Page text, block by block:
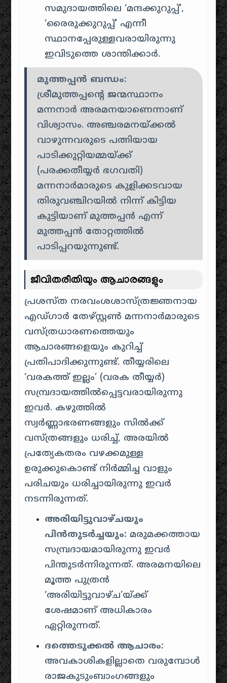
സമുദായത്തിലെ ‘മന്ദക്കുറുപ്പ്’,
‘രൈരുക്കുറുപ്പ്’ എന്നീ
സ്ഥാനപ്പേരുള്ളവരായിരുന്നു
ഇവിടുത്തെ ശാന്തിക്കാർ.
മുത്തപ്പൻ ബന്ധം:
ശ്രീമുത്തപ്പന്റെ ജന്മസ്ഥാനം
മന്നനാർ അരമനയാണെന്നാണ്
വിശ്വാസം. അഞ്ചരമനയ്ക്കൽ
വാഴുന്നവരുടെ പത്നിയായ
പാടിക്കുറ്റിയമ്മയ്ക്ക്
(പരക്കതീയ്യർ ഭഗവതി)
മന്നനാർമാരുടെ കുളിക്കടവായ
തിരുവഞ്ചിറയിൽ നിന്ന് കിട്ടിയ
കുട്ടിയാണ് മുത്തപ്പൻ എന്ന്
മുത്തപ്പൻ തോറ്റത്തിൽ
പാടിപ്പറയുന്നുണ്ട്.
ജീവിതരീതിയും ആചാരങ്ങളും
പ്രശസ്ത നരവംശശാസ്ത്രജ്ഞനായ
എഡ്ഗാർ തേഴ്സ്റ്റൺ മന്നനാർമാരുടെ
വസ്ത്രധാരണത്തെയും
ആചാരങ്ങളെയും കുറിച്ച്
പ്രതിപാദിക്കുന്നുണ്ട്. തീയ്യരിലെ
‘വരകത്ത് ഇല്ലം’ (വരക തീയ്യർ)
സമ്പ്രദായത്തിൽപ്പെട്ടവരായിരുന്നു
ഇവർ. കഴുത്തിൽ
സ്വർണ്ണാഭരണങ്ങളും സിൽക്ക്
വസ്ത്രങ്ങളും ധരിച്ച്, അരയിൽ
പ്രത്യേകതരം വഴക്കമുള്ള
ഉരുക്കുകൊണ്ട് നിർമ്മിച്ച വാളും
പരിചയും ധരിച്ചായിരുന്നു ഇവർ
നടന്നിരുന്നത്.
അരിയിട്ടുവാഴ്ചയും
പിൻതുടർച്ചയും: മരുമക്കത്തായ
സമ്പ്രദായമായിരുന്നു ഇവർ
പിന്തുടർന്നിരുന്നത്. അരമനയിലെ
മൂത്ത പുത്രൻ
‘അരിയിട്ടുവാഴ്ച’യ്ക്ക്
ശേഷമാണ് അധികാരം
ഏറ്റിരുന്നത്.
ദത്തെടുക്കൽ ആചാരം:
അവകാശികളില്ലാതെ വരുമ്പോൾ
രാജകുടുംബാംഗങ്ങളും